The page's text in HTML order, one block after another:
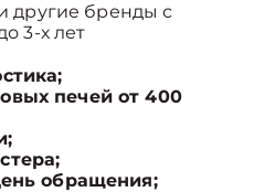
другие бренды с
3-х лет
печей от 400
обращения;